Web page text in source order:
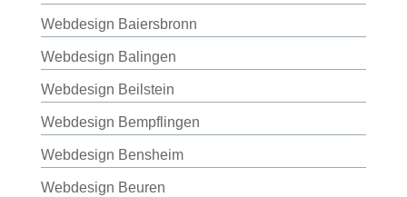
Webdesign Baiersbronn
Webdesign Balingen
Webdesign Beilstein
Webdesign Bempflingen
Webdesign Bensheim
Webdesign Beuren